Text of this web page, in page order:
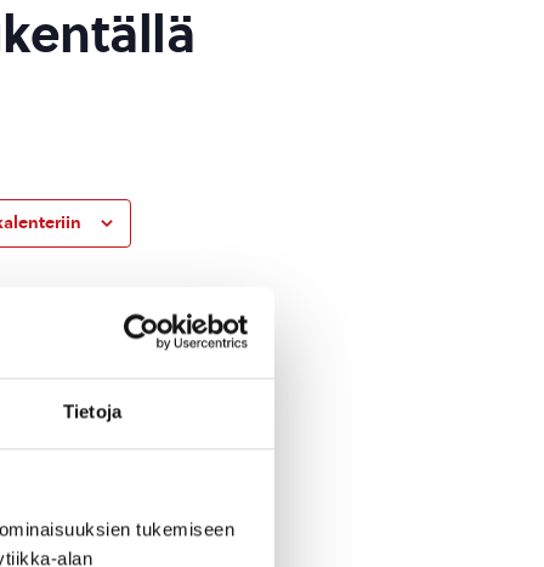
Tietoja
tukemiseen
alan